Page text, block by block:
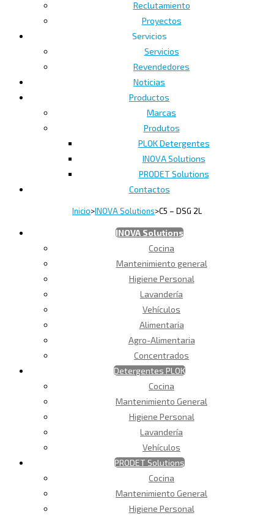
Reclutamiento
Proyectos
Servicios
Servicios
Revendedores
Noticias
Productos
Marcas
Produtos
PLOK Detergentes
INOVA Solutions
PRODET Solutions
Contactos
Inicio>INOVA Solutions>C5 – DSG 2L
INOVA Solutions
Cocina
Mantenimiento general
Higiene Personal
Lavandería
Vehículos
Alimentaria
Agro-Alimentaria
Concentrados
Detergentes PLOK
Cocina
Mantenimiento General
Higiene Personal
Lavandería
Vehículos
PRODET Solutions
Cocina
Mantenimiento General
Higiene Personal